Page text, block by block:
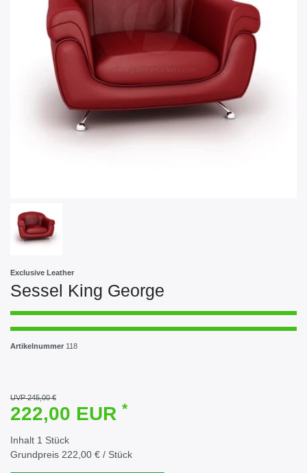
Exclusive Leather
Sessel King George
Artikelnummer 118
UVP 245,00 €
222,00 EUR *
Inhalt 1 Stück
Grundpreis 222,00 € / Stück